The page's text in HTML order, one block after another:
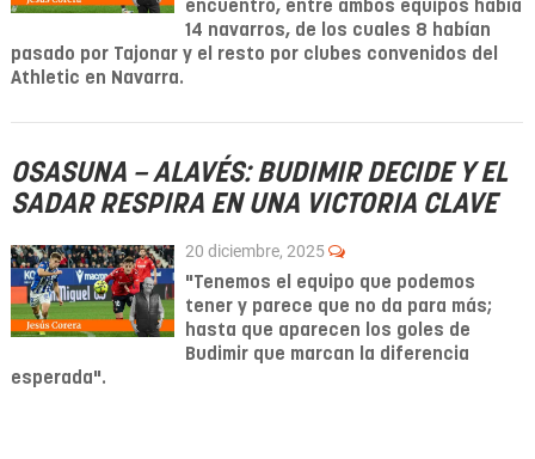
encuentro, entre ambos equipos había
14 navarros, de los cuales 8 habían
pasado por Tajonar y el resto por clubes convenidos del
Athletic en Navarra.
OSASUNA – ALAVÉS: BUDIMIR DECIDE Y EL
SADAR RESPIRA EN UNA VICTORIA CLAVE
20 diciembre, 2025
"Tenemos el equipo que podemos
tener y parece que no da para más;
hasta que aparecen los goles de
Budimir que marcan la diferencia
esperada".